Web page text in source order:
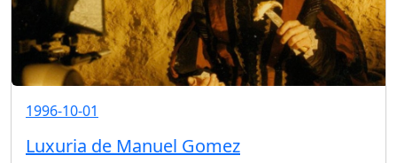
1996-10-01
Luxuria de Manuel Gomez